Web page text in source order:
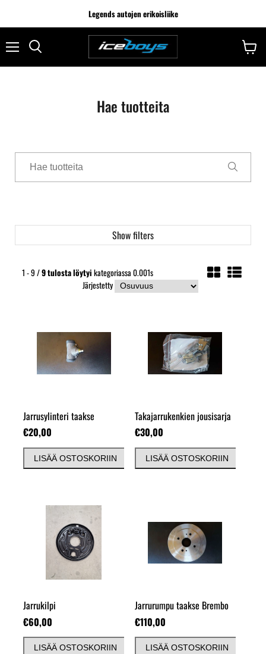
Legends autojen erikoisliike
Hae tuotteita
Show filters
1 - 9 /9tulosta löytyi kategoriassa 0.001s
Järjestetty
Jarrusylinteri taakse
€20,00
LISÄÄ OSTOSKORIIN
Takajarrukenkien jousisarja
€30,00
LISÄÄ OSTOSKORIIN
Jarrukilpi
€60,00
LISÄÄ OSTOSKORIIN
Jarrurumpu taakse Brembo
€110,00
LISÄÄ OSTOSKORIIN